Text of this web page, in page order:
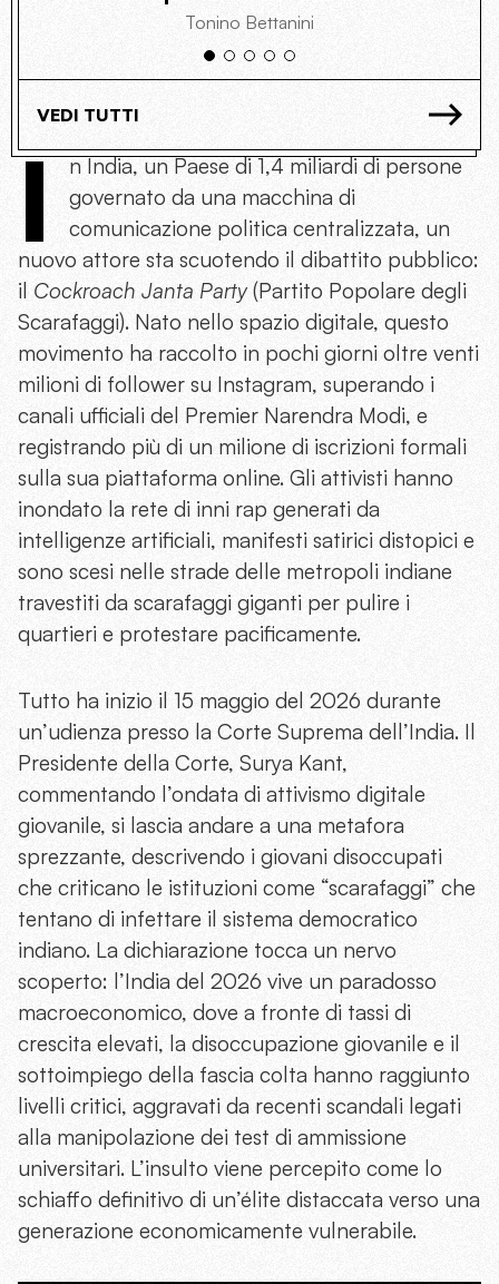
Tonino Bettanini
VEDI TUTTI
I
n India, un Paese di 1,4 miliardi di persone
governato da una macchina di
comunicazione politica centralizzata, un
nuovo attore sta scuotendo il dibattito pubblico:
il Cockroach Janta Party(Partito Popolare degli
Scarafaggi). Nato nello spazio digitale, questo
movimento ha raccolto in pochi giorni oltre venti
milioni di follower su Instagram, superando i
canali ufficiali del Premier Narendra Modi, e
registrando più di un milione di iscrizioni formali
sulla sua piattaforma online. Gli attivisti hanno
inondato la rete di inni rap generati da
intelligenze artificiali, manifesti satirici distopici e
sono scesi nelle strade delle metropoli indiane
travestiti da scarafaggi giganti per pulire i
quartieri e protestare pacificamente.
Tutto ha inizio il 15 maggio del 2026 durante
un’udienza presso la Corte Suprema dell’India. Il
Presidente della Corte, Surya Kant,
commentando l’ondata di attivismo digitale
giovanile, si lascia andare a una metafora
sprezzante, descrivendo i giovani disoccupati
che criticano le istituzioni come “scarafaggi” che
tentano di infettare il sistema democratico
indiano. La dichiarazione tocca un nervo
scoperto: l’India del 2026 vive un paradosso
macroeconomico, dove a fronte di tassi di
crescita elevati, la disoccupazione giovanile e il
sottoimpiego della fascia colta hanno raggiunto
livelli critici, aggravati da recenti scandali legati
alla manipolazione dei test di ammissione
universitari. L’insulto viene percepito come lo
schiaffo definitivo di un’élite distaccata verso una
generazione economicamente vulnerabile.